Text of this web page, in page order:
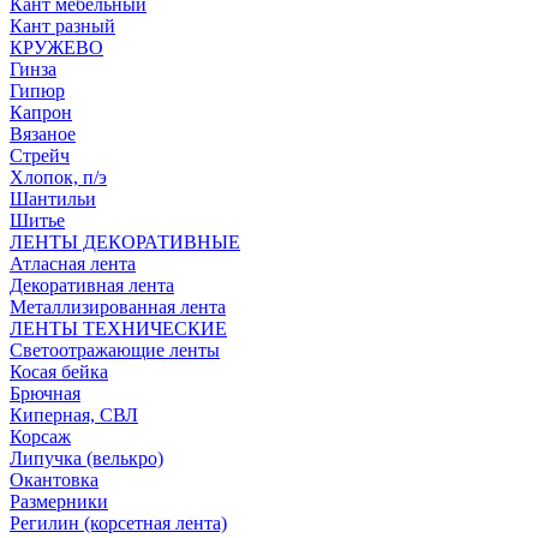
Кант мебельный
Кант разный
КРУЖЕВО
Гинза
Гипюр
Капрон
Вязаное
Стрейч
Хлопок, п/э
Шантильи
Шитье
ЛЕНТЫ ДЕКОРАТИВНЫЕ
Атласная лента
Декоративная лента
Металлизированная лента
ЛЕНТЫ ТЕХНИЧЕСКИЕ
Светоотражающие ленты
Косая бейка
Брючная
Киперная, СВЛ
Корсаж
Липучка (велькро)
Окантовка
Размерники
Регилин (корсетная лента)